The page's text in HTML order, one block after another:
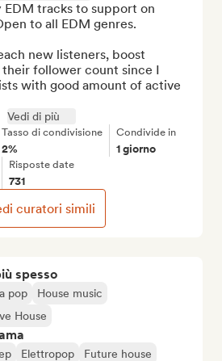
spesso
pop
House music
House
Elettropop
Future house
tracks to support on
to all EDM genres.
new listeners, boost
their follower count since I
with good amount of active
Vedi di più
Tasso di condivisione
2%
Condivide in
1 giorno
Risposte date
731
curatori simili